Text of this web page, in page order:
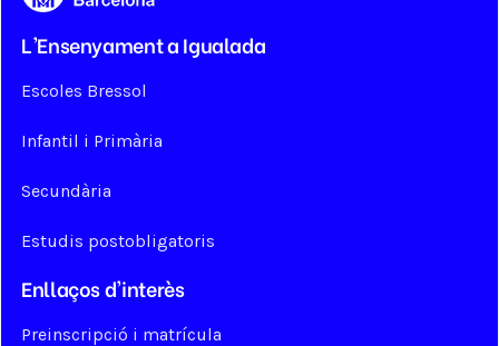
L'Ensenyament a Igualada
Escoles Bressol
Infantil i Primària
Secundària
Estudis postobligatoris
Enllaços d'interès
Preinscripció i matrícula